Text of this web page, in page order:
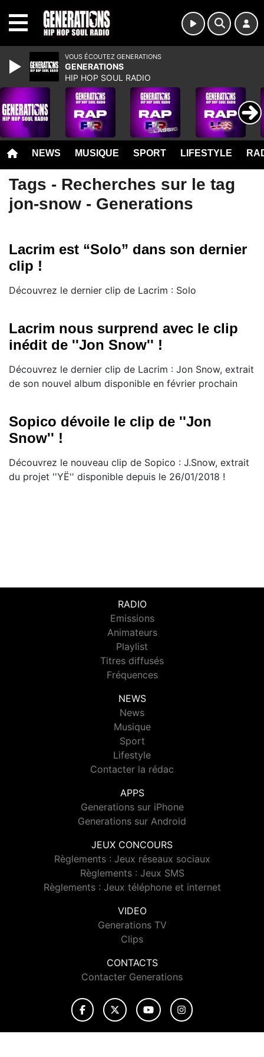
NEWS MUSIQUE SPORT LIFESTYLE
Tags - Recherches sur le tag
jon-snow - Generations
Lacrim est “Solo” dans son dernier
clip !
Découvrez le dernier clip de Lacrim : Solo
Lacrim nous surprend avec le clip
inédit de ''Jon Snow'' !
Découvrez le dernier clip de Lacrim : Jon Snow, extrait
de son nouvel album disponible en février prochain
Sopico dévoile le clip de ''Jon
Snow'' !
Découvrez le nouveau clip de Sopico : J.Snow, extrait
du projet ''YË'' disponible depuis le 26/01/2018 !
RADIO
Emissions
Animateurs
Playlist
Titres diffusés
Fréquences
NEWS
News
Musique
Sport
Lifestyle
Contacter la rédac
APPS
Generations sur iPhone
Generations sur Android
JEUX CONCOURS
Règlements : Jeux réseaux sociaux
Règlements : Jeux SMS
Règlements : Jeux téléphone et internet
VIDEO
Generations TV
Clips
CONTACTS
Contacter Generations
VOUS ÉCOUTEZ GENERATIONS
GENERATIONS
HIP HOP SOUL RADIO